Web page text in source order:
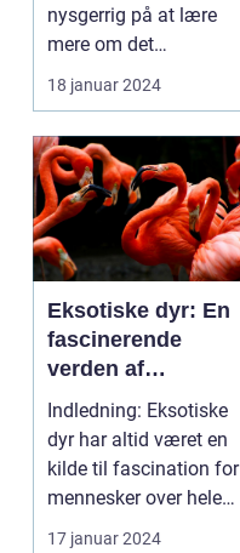
nysgerrig på at lære
mere om det
fascinerende dyrerige,
18 januar 2024
Eksotiske dyr: En
fascinerende
verden af
sjældenhed og
skønhed
Indledning: Eksotiske
dyr har altid været en
kilde til fascination for
mennesker over hele
verden. ...
17 januar 2024